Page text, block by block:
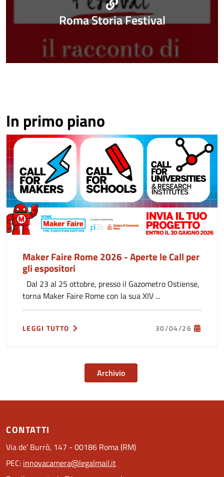
Roma Storia Festival
In primo piano
Maker Faire Rome 2026 - Aperte le Call per
gli espositori
Dal 23 al 25 ottobre, presso il Gazometro Ostiense,
torna Maker Faire Rome con la sua XIV ...
LEGGI TUTTO 30/04/26
Archivio
CONTATTI
Via de' Burrò, 147 - 00186 Roma (RM)
PEC: innovacamera@legalmail.it